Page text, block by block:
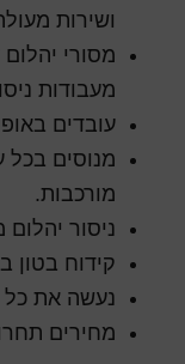
ושירות
מעבודות
עובדים
מנוסים בכל
מורכבות.
ניסור
קידוח בטון
נעשה את כל
מחירים